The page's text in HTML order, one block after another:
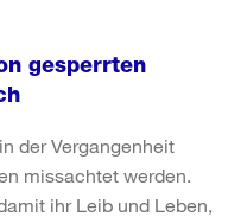
gesperrten
der Vergangenheit
missachtet werden.
ihr Leib und Leben,